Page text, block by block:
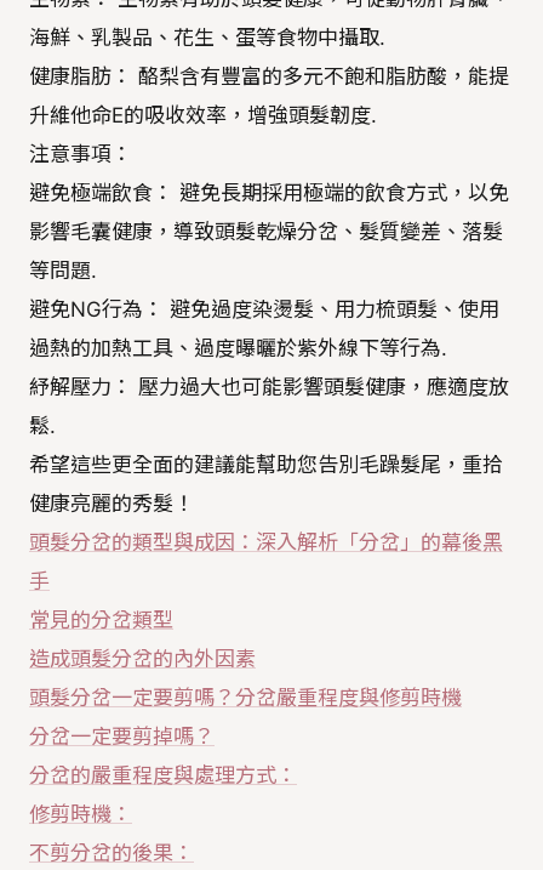
海鮮、乳製品、花生、蛋等食物中攝取.
健康脂肪： 酪梨含有豐富的多元不飽和脂肪酸，能提
升維他命E的吸收效率，增強頭髮韌度.
注意事項：
避免極端飲食： 避免長期採用極端的飲食方式，以免
影響毛囊健康，導致頭髮乾燥分岔、髮質變差、落髮
等問題.
避免NG行為： 避免過度染燙髮、用力梳頭髮、使用
過熱的加熱工具、過度曝曬於紫外線下等行為.
紓解壓力： 壓力過大也可能影響頭髮健康，應適度放
鬆.
希望這些更全面的建議能幫助您告別毛躁髮尾，重拾
健康亮麗的秀髮！
頭髮分岔的類型與成因：深入解析「分岔」的幕後黑
手
常見的分岔類型
造成頭髮分岔的內外因素
頭髮分岔一定要剪嗎？分岔嚴重程度與修剪時機
分岔一定要剪掉嗎？
分岔的嚴重程度與處理方式：
修剪時機：
不剪分岔的後果：